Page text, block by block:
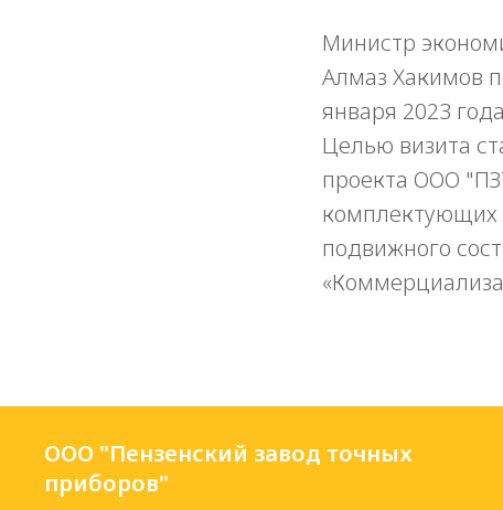
Министр
Алмаз Хакимов
января 2023
Целью визита
проекта ООО
комплектующих
подвижного
ООО "Пензенский завод точных
приборов"